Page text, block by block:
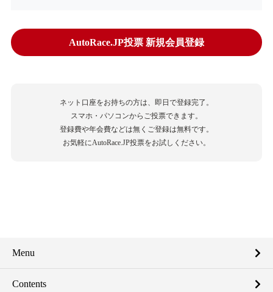
AutoRace.JP投票 新規会員登録
ネット口座をお持ちの方は、即日で登録完了。
スマホ・パソコンからご投票できます。
登録費や年会費などは無くご登録は無料です。
お気軽にAutoRace.JP投票をお試しください。
Menu
Contents